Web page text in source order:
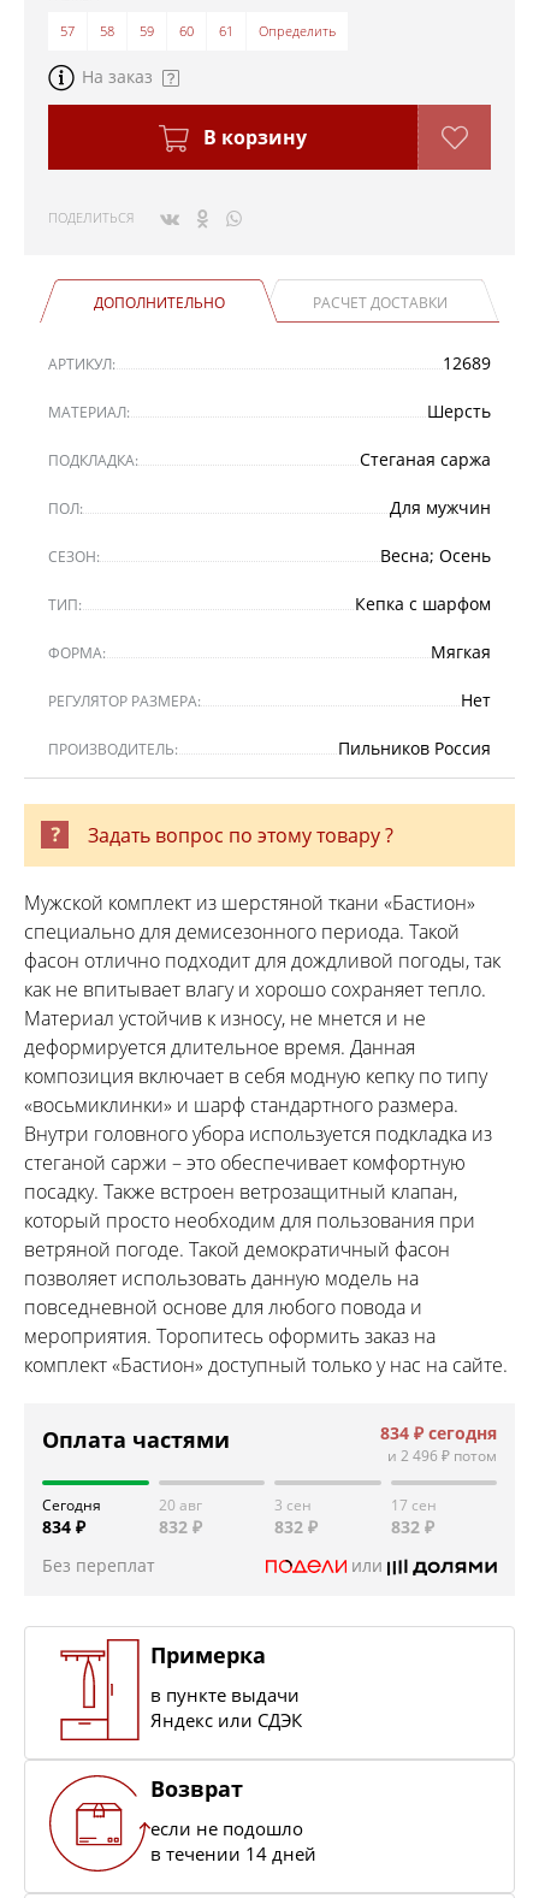
57
58 59 60 61 Определить
На заказ
В корзину
ПОДЕЛИТЬСЯ
ДОПОЛНИТЕЛЬНО РАСЧЕТ ДОСТАВКИ
АРТИКУЛ: 12689
МАТЕРИАЛ: Шерсть
ПОДКЛАДКА: Стеганая саржа
ПОЛ: Для мужчин
СЕЗОН: Весна; Осень
ТИП: Кепка с шарфом
ФОРМА: Мягкая
РЕГУЛЯТОР РАЗМЕРА: Нет
ПРОИЗВОДИТЕЛЬ: Пильников Россия
Задать вопрос по этому товару ?
Мужской комплект из шерстяной ткани «Бастион»
специально для демисезонного периода. Такой
фасон отлично подходит для дождливой погоды, так
как не впитывает влагу и хорошо сохраняет тепло.
Материал устойчив к износу, не мнется и не
деформируется длительное время. Данная
композиция включает в себя модную кепку по типу
«восьмиклинки» и шарф стандартного размера.
Внутри головного убора используется подкладка из
стеганой саржи – это обеспечивает комфортную
посадку. Также встроен ветрозащитный клапан,
который просто необходим для пользования при
ветряной погоде. Такой демократичный фасон
позволяет использовать данную модель на
повседневной основе для любого повода и
мероприятия. Торопитесь оформить заказ на
комплект «Бастион» доступный только у нас на сайте.
Оплата частями 834 ₽ сегодня
и 2 496 ₽ потом
Сегодня
834 ₽
20 авг
832 ₽
3 сен
832 ₽
17 сен
832 ₽
Без переплат
или
Примерка
в пункте выдачи
Яндекс или СДЭК
Возврат
если не подошло
в течении 14 дней